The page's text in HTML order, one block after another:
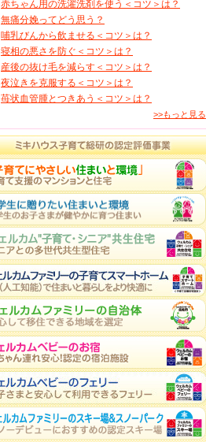
赤ちゃん用の洗濯洗剤を使う＜コツ＞は？
無痛分娩ってどう思う？
哺乳びんから飲ませる＜コツ＞は？
寝相の悪さを防ぐ＜コツ＞は？
産後の抜け毛を減らす＜コツ＞は？
夜泣きを克服する＜コツ＞は？
苺状血管腫とつきあう＜コツ＞は？
>>もっと見る